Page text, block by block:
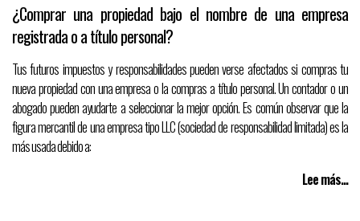
¿Comprar una propiedad bajo el nombre de una empresa
registrada o a título personal?
Tus futuros impuestos y responsabilidades pueden verse afectados si compras tu
nueva propiedad con una empresa o la compras a título personal. Un contador o un
abogado pueden ayudarte a seleccionar la mejor opción. Es común observar que la
figura mercantil de una empresa tipo LLC (sociedad de responsabilidad limitada) es la
más usada debido a:
Lee más...